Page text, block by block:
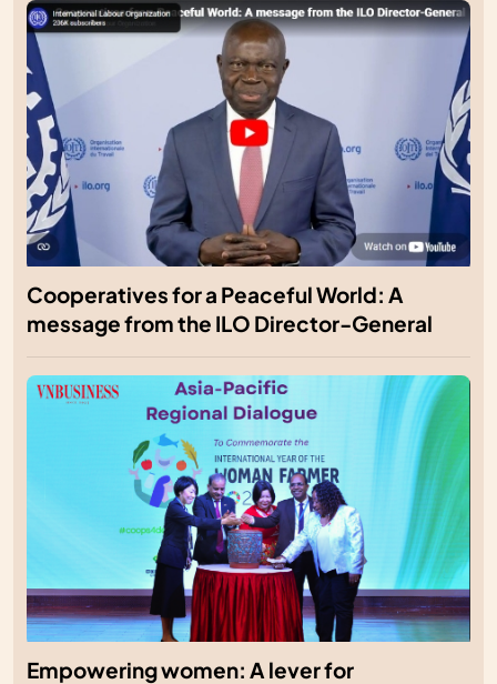
Cooperatives for a Peaceful World: A
message from the ILO Director-General
Empowering women: A lever for